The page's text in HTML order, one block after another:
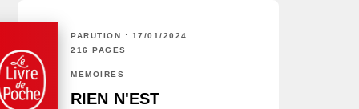
PARUTION : 17/01/2024
216 PAGES
MÉMOIRES
RIEN N'EST